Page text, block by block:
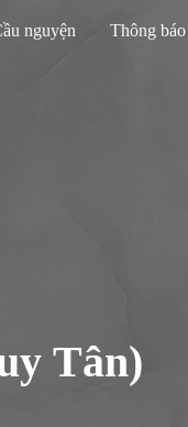
nguyện Thông báo
Tân)